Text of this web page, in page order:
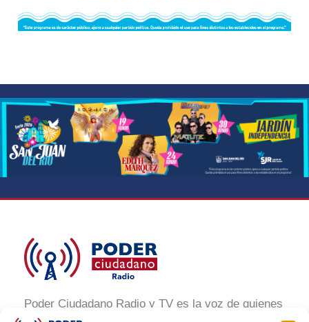
Poder Ciudadano Radio y TV es la voz de quienes